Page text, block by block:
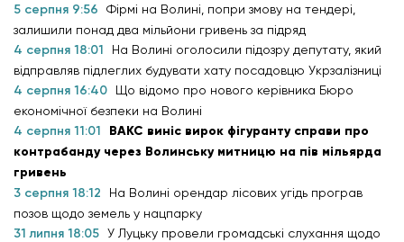
5 серпня 9:56
Фірмі на Волині, попри змову на тендері,
залишили понад два мільйони гривень за підряд
4 серпня 18:01
На Волині оголосили підозру депутату, який
відправляв підлеглих будувати хату посадовцю Укрзалізниці
4 серпня 16:40
Що відомо про нового керівника Бюро
економічної безпеки на Волині
4 серпня 11:01
ВАКС виніс вирок фігуранту справи про
контрабанду через Волинську митницю на пів мільярда
гривень
3 серпня 18:12
На Волині орендар лісових угідь програв
позов щодо земель у нацпарку
31 липня 18:05 У Луцьку провели громадські слухання щодо